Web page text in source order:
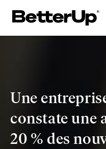
Une
constate une
20 % des